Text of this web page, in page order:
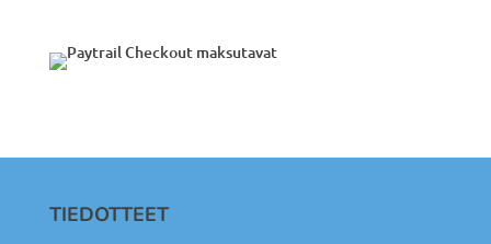
TIEDOTTEET